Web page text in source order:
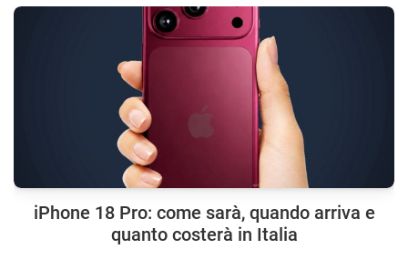
iPhone 18 Pro: come sarà, quando arriva e
quanto costerà in Italia